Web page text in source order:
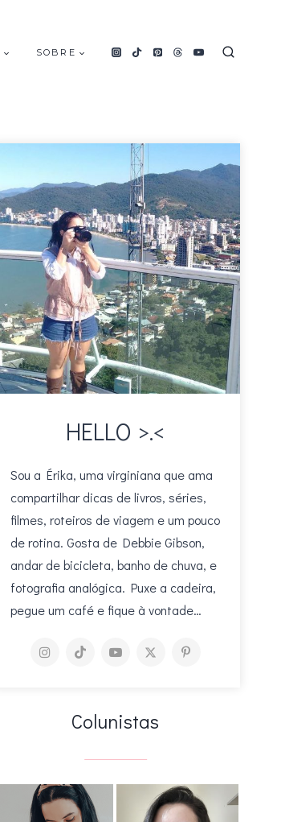
SOBRE
HELLO >.<
Sou a Érika, uma virginiana que ama
compartilhar dicas de livros, séries,
filmes, roteiros de viagem e um pouco
de rotina. Gosta de Debbie Gibson,
andar de bicicleta, banho de chuva, e
fotografia analógica. Puxe a cadeira,
pegue um café e fique à vontade…
Colunistas